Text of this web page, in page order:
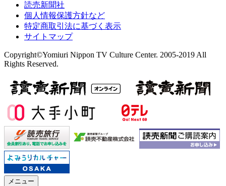
読売新聞社
個人情報保護方針など
特定商取引法に基づく表示
サイトマップ
Copyright©Yomiuri Nippon TV Culture Center. 2005-2019 All
Rights Reserved.
メニュー